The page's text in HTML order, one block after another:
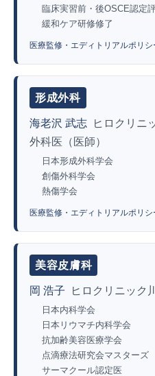
臨床実習前・後OSCE認定
緩和ケア研修修了
医療監修・エディトリアルポリシ
形成外科
海老沢 武志
ヒロクリニ
外科医（医師）
日本形成外科学会
創傷外科学会
熱傷学会
医療監修・エディトリアルポリシ
美容皮膚科
岡 浩子 ヒロクリニック
日本内科学会
日本リウマチ内科学会
抗加齢美容医療学会
点滴療法研究会マスターズ
サーマクール認定医